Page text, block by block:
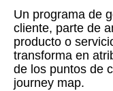
Un programa de
cliente, parte de
producto o
transforma en
de los puntos de
journey map.